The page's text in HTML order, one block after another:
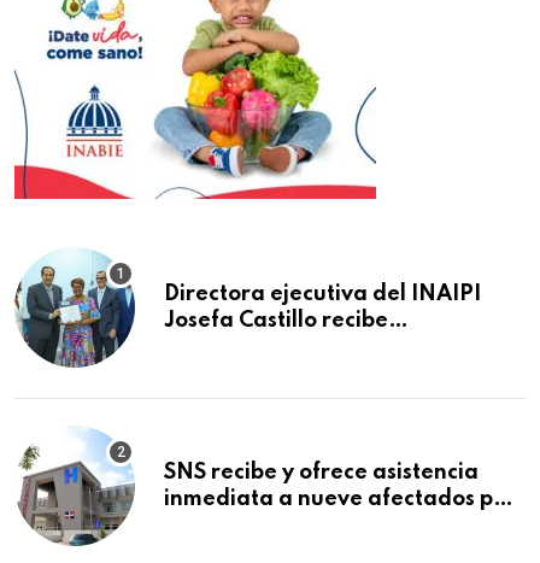
Directora ejecutiva del INAIPI
Josefa Castillo recibe
SNS recibe y ofrece asistencia
inmediata a nueve afectados por